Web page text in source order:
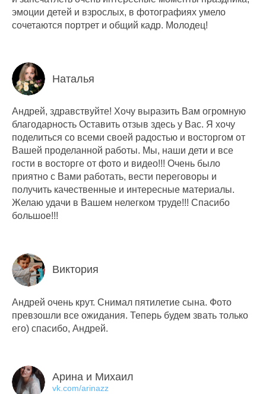
эмоции детей и взрослых, в фотографиях умело
сочетаются портрет и общий кадр. Молодец!
Наталья
Андрей, здравствуйте! Хочу выразить Вам огромную
благодарность Оставить отзыв здесь у Вас. Я хочу
поделиться со всеми своей радостью и восторгом от
Вашей проделанной работы. Мы, наши дети и все
гости в восторге от фото и видео!!! Очень было
приятно с Вами работать, вести переговоры и
получить качественные и интересные материалы.
Желаю удачи в Вашем нелегком труде!!! Спасибо
большое!!!
Виктория
Андрей очень крут. Снимал пятилетие сына. Фото
превзошли все ожидания. Теперь будем звать только
его) спасибо, Андрей.
Арина и Михаил
vk.com/arinazz